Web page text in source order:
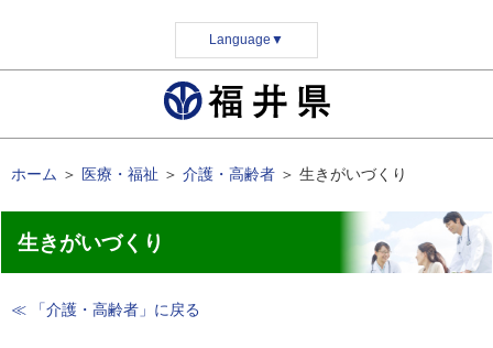
Language ▼
ホーム ＞ 医療・福祉 ＞ 介護・高齢者 ＞ 生きがいづくり
生きがいづくり
≪ 「介護・高齢者」に戻る